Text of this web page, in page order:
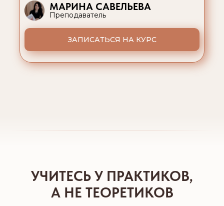
ЗАПИСАТЬСЯ НА КУРС
МАРИНА САВЕЛЬЕВА
Преподаватель
УЧИТЕСЬ У ПРАКТИКОВ,
А НЕ ТЕОРЕТИКОВ